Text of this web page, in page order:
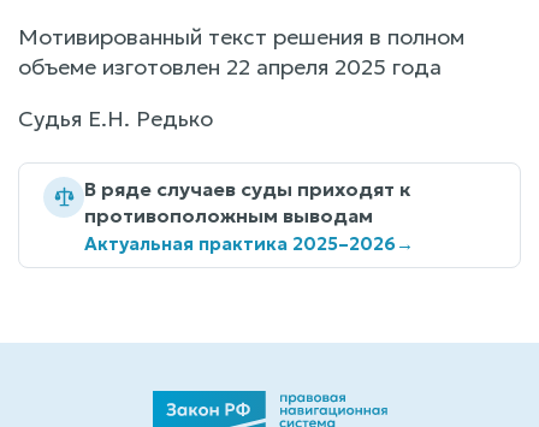
Мотивированный текст решения в полном
объеме изготовлен 22 апреля 2025 года
Судья Е.Н. Редько
В ряде случаев суды приходят к
противоположным выводам
Актуальная практика 2025–2026→